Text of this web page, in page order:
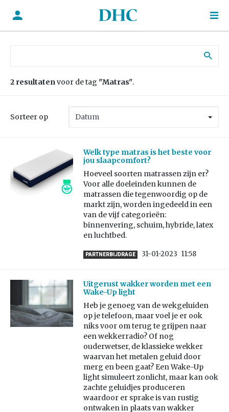
2 resultatenvoor de tag "Matras".
Sorteer op
Welk type matras is het beste voor
jou slaapcomfort?
Hoeveel soorten matrassen zijn er?
Voor alle doeleinden kunnen de
matrassen die tegenwoordig op de
markt zijn, worden ingedeeld in een
van de vijf categorieën:
binnenvering, schuim, hybride, latex
en luchtbed.
PARTNERBIJDRAGE 31-01-2023 11:58
Uitgerust wakker worden met een
Wake-Up light
Heb je genoeg van de wekgeluiden
op je telefoon, maar voel je er ook
niks voor om terug te grijpen naar
een wekkerradio? Of nog
ouderwetser, de klassieke wekker
waarvan het metalen geluid door
merg en been gaat? Een Wake-Up
light simuleert zonlicht, maar kan ook
zachte geluidjes produceren
waardoor er sprake is van rustig
ontwaken in plaats van wakker